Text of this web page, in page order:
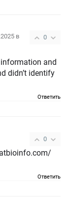
0
в
and
didn’t identify
Ответить
0
Ответить